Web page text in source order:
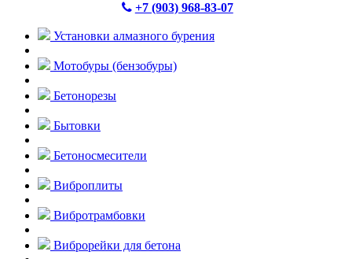
+7 (903) 968-83-07
Установки алмазного бурения
Мотобуры (бензобуры)
Бетонорезы
Бытовки
Бетоносмесители
Виброплиты
Вибротрамбовки
Виброрейки для бетона